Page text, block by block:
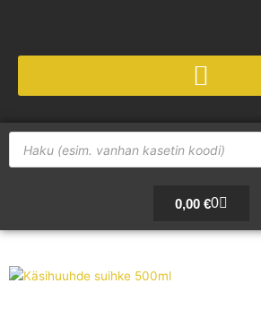
Products
search
0,00 €0
Cart